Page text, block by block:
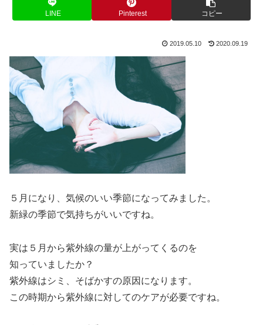
LINE Pinterest コピー
2019.05.10 2020.09.19
５月になり、気候のいい季節になってみました。
新緑の季節で気持ちがいいですね。
実は５月から紫外線の量が上がってくるのを
知っていましたか？
紫外線はシミ、そばかすの原因になります。
この時期から紫外線に対してのケアが必要ですね。